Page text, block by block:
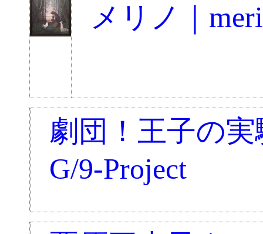
メリノ｜
劇団！王子の
G/9-Project